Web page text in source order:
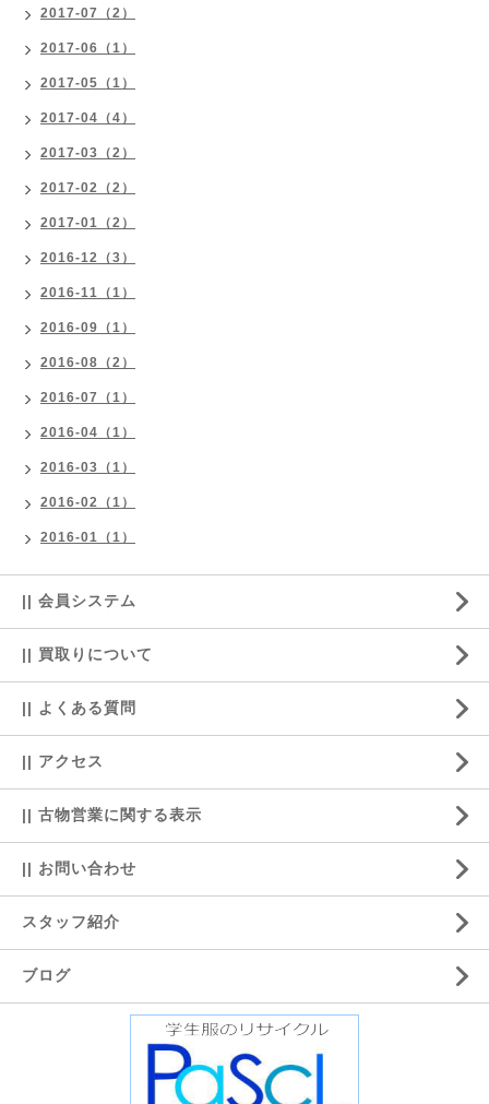
2017-07（2）
2017-06（1）
2017-05（1）
2017-04（4）
2017-03（2）
2017-02（2）
2017-01（2）
2016-12（3）
2016-11（1）
2016-09（1）
2016-08（2）
2016-07（1）
2016-04（1）
2016-03（1）
2016-02（1）
2016-01（1）
|| 会員システム
|| 買取りについて
|| よくある質問
|| アクセス
|| 古物営業に関する表示
|| お問い合わせ
スタッフ紹介
ブログ